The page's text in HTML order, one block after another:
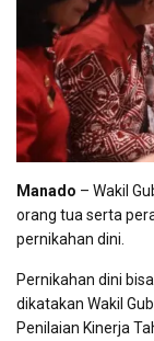
Manado – Wakil
orang tua serta
pernikahan dini.
Pernikahan dini
dikatakan Wakil
Penilaian Kinerja